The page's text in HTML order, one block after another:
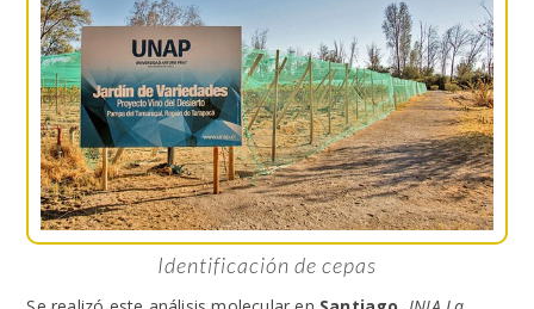
Identificación de cepas